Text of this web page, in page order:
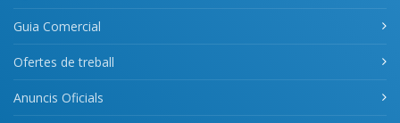
Guia Comercial
Ofertes de treball
Anuncis Oficials